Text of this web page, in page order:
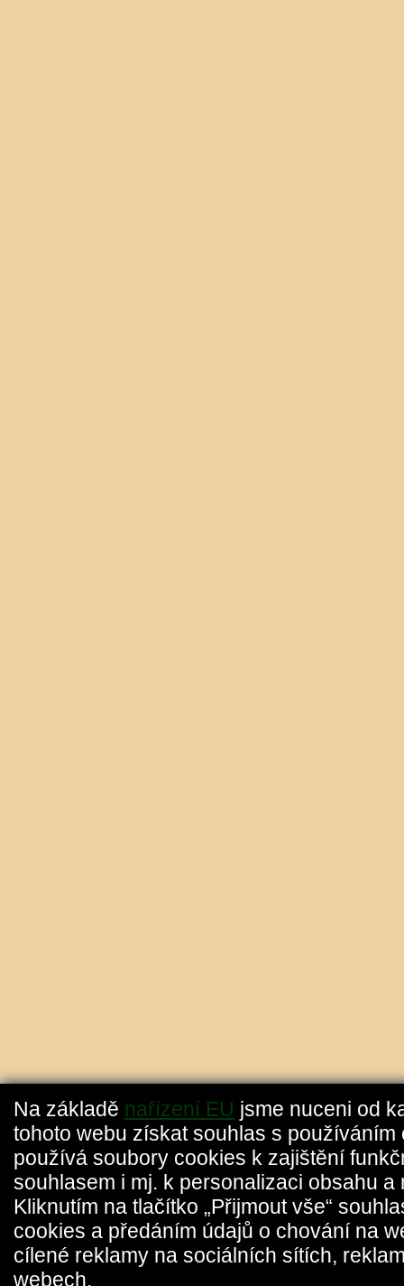
Na základě nařízení EU jsme nuceni od
tohoto webu získat souhlas s používáním
používá soubory cookies k zajištění
souhlasem i mj. k personalizaci obsahu
Kliknutím na tlačítko „Přijmout vše“
cookies a předáním údajů o chování na
cílené reklamy na sociálních sítích,
webech.